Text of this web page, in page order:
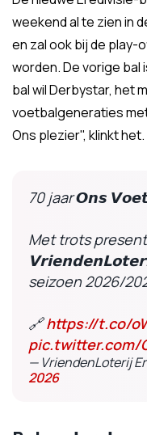
weekend al te zien in
en zal ook bij de
worden. De vorige bal
bal wil Derbystar, het
voetbalgeneraties
Ons plezier", klinkt het.
70 jaar 𝙊𝙣𝙨
Met trots
seizoen 2026/
🔗https://t.co/
pic.twitter.com/
— VriendenLoterij
2026